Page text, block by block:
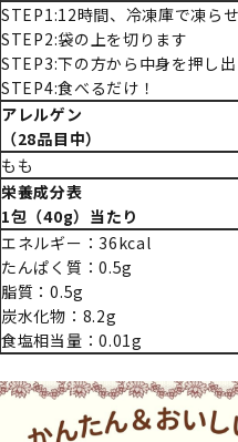
STEP1:12時間、冷凍庫で凍ら
STEP2:袋の上を切ります
STEP3:下の方から中身を押し
STEP4:食べるだけ！
アレルゲン
（28品目中）
もも
栄養成分表
1包（40g）当たり
エネルギー：36kcal
たんぱく質：0.5g
脂質：0.5g
炭水化物：8.2g
食塩相当量：0.01g